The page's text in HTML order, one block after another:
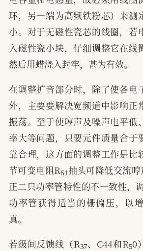
环，另一端为高频铁粉芯）来测
小。对于无磁性瓷芯的线圈，若
入磁性瓷小块，仔细调整它在线
然后用蜡浇入封牢，甚为有效。
在调整扩音部分时，除了使各电
外，主要要解决宽频道中影响正
振荡。至于使哼声及噪声电平低
率大等问题，只要元件质量合于
靠合理，这方面的调整工作是比
节可变电阻R61抽头可降低交流
正二只功率管特性的不一致性，
功率管获得适当的栅偏压，以
真。
若级间反馈线（R
、C44和R 0